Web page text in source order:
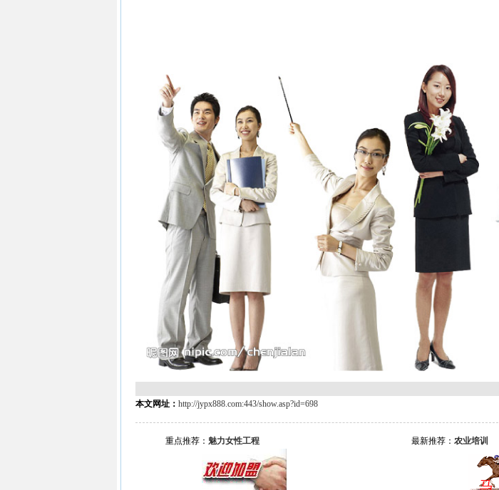
本文网址： http://jypx888.com:443/show.asp?id=698
重点推荐： 魅力女性工程 最新推荐： 农业培训